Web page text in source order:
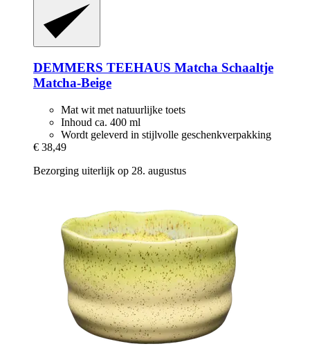
DEMMERS TEEHAUS Matcha Schaaltje
Matcha-​Beige
Mat wit met natuurlijke toets
Inhoud ca. 400 ml
Wordt geleverd in stijlvolle geschenkverpakking
€ 38,49
Bezorging uiterlijk op 28. augustus